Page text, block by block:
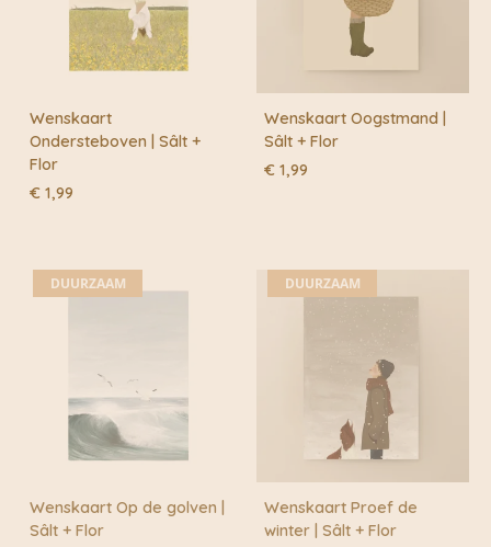
Wenskaart
Ondersteboven | Sâlt +
Flor
€ 1,99
Wenskaart Oogstmand |
Sâlt + Flor
€ 1,99
DUURZAAM
Wenskaart Op de golven |
Sâlt + Flor
DUURZAAM
Wenskaart Proef de
winter | Sâlt + Flor